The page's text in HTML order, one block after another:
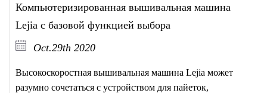
Компьютеризированная вышивальная машина
Lejia с базовой функцией выбора
Oct.29th 2020
Высокоскоростная вышивальная машина Lejia может
разумно сочетаться с устройством для пайеток,